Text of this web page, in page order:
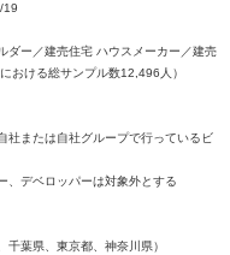
19
ダー／建売住宅 ハウスメーカー／建売
おける総サンプル数12,496人）
社または自社グループで行っているビ
、デベロッパーは対象外とする
千葉県、東京都、神奈川県）